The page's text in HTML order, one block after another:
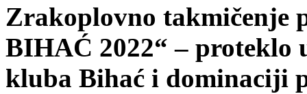
Zrakoplovno takmičenje
BIHAĆ 2022“ – proteklo
kluba Bihać i dominaciji